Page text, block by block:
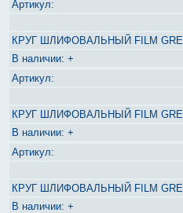
КРУГ ШЛИФОВАЛЬНЫЙ FILM
+
КРУГ ШЛИФОВАЛЬНЫЙ FILM
+
КРУГ ШЛИФОВАЛЬНЫЙ FILM
+